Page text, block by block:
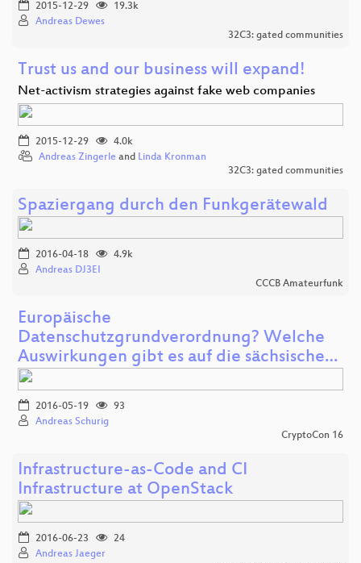
2015-12-29
19.3k
Andreas Dewes
32C3: gated communities
Trust us and our business will expand!
Net-activism strategies against fake web companies
2015-12-29
4.0k
Andreas Zingerle and Linda Kronman
32C3: gated communities
Spaziergang durch den Funkgerätewald
2016-04-18
4.9k
Andreas DJ3EI
CCCB Amateurfunk
Europäische
Datenschutzgrundverordnung? Welche
Auswirkungen gibt es auf die sächsische…
2016-05-19
93
Andreas Schurig
CryptoCon 16
Infrastructure-as-Code and CI
Infrastructure at OpenStack
2016-06-23
24
Andreas Jaeger